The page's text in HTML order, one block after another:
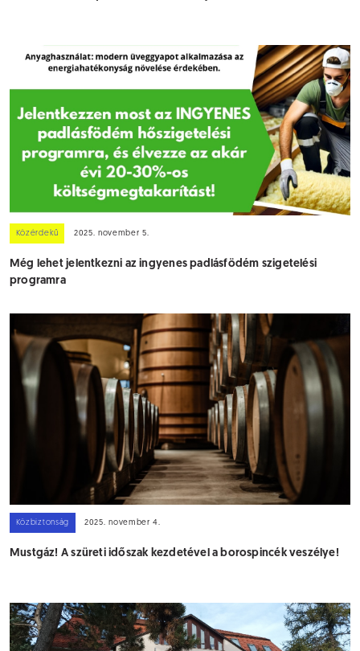
Közérdekű 2025. november 5.
Még lehet jelentkezni az ingyenes padlásfödém szigetelési
programra
Közbiztonság 2025. november 4.
Mustgáz! A szüreti időszak kezdetével a borospincék veszélye!